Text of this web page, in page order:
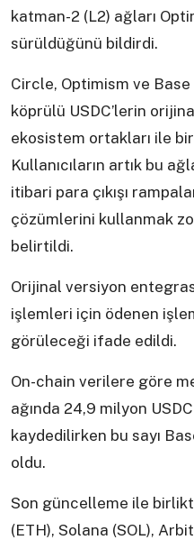
katman-2 (L2) ağları
sürüldüğünü bildirdi.
Circle, Optimism ve
köprülü USDC’lerin
ekosistem ortakları ile
Kullanıcıların artık bu
itibari para çıkışı
çözümlerini kullanmak
belirtildi.
Orijinal versiyon
işlemleri için ödenen
görüleceği ifade edildi.
On-chain verilere göre
ağında 24,9 milyon
kaydedilirken bu sayı
oldu.
Son güncelleme ile
(ETH), Solana (SOL),